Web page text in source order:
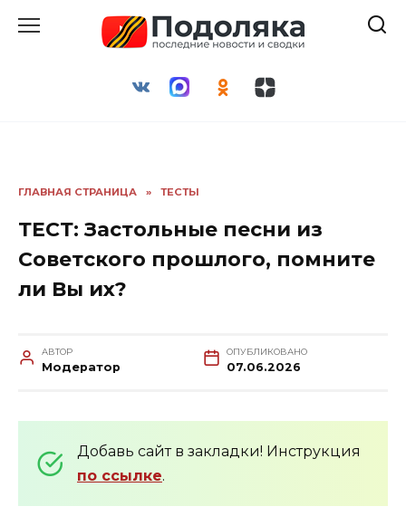
ГЛАВНАЯ СТРАНИЦА » ТЕСТЫ
ТЕСТ: Застольные песни из
Советского прошлого, помните
ли Вы их?
АВТОР
Модератор
ОПУБЛИКОВАНО
07.06.2026
Добавь сайт в закладки! Инструкция
по ссылке.